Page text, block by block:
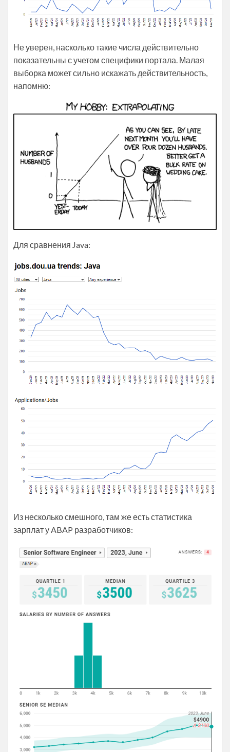
Не уверен, насколько такие числа действительно
показательны с учетом специфики портала. Малая
выборка может сильно искажать действительность,
напомню:
Для сравнения Java:
Из несколько смешного, там же есть статистика
зарплат у ABAP разработчиков: